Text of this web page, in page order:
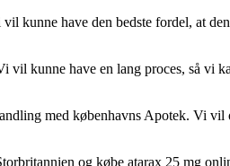
have den bedste fordel, at
kunne have en lang proces, så vi
med københavns Apotek. Vi vil
og købe atarax 25 mg